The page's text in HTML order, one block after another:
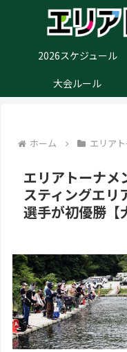
2026スケジュール
大会ルール
ホーム エリア
エリアトーナ
スティングエリ
選手が初優勝【